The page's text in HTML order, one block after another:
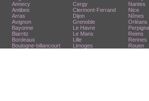
Annecy
Antibes
Arras
Avignon
Bayonne
Biarritz
Bordeaux
Boulogne-billancourt
Cergy
Clermont-Ferrand
Dijon
Grenoble
Le Havre
Le Mans
Lille
Limoges
Nantes
Nice
Nîmes
Orléans
Reims
Rennes
Rouen